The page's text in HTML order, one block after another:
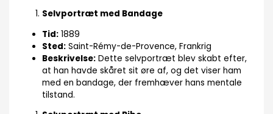
Selvportræt med Bandage
Tid: 1889
Sted: Saint-Rémy-de-Provence, Frankrig
Beskrivelse: Dette selvportræt blev skabt efter,
at han havde skåret sit øre af, og det viser ham
med en bandage, der fremhæver hans mentale
tilstand.